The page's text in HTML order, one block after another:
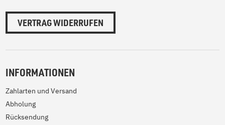
VERTRAG WIDERRUFEN
INFORMATIONEN
Zahlarten und Versand
Abholung
Rücksendung